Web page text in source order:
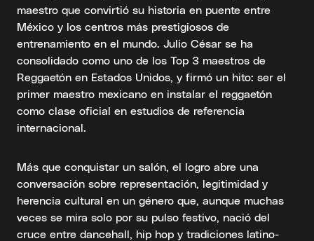
maestro que convirtió su historia en puente entre
México y los centros más prestigiosos de
entrenamiento en el mundo. Julio César se ha
consolidado como uno de los Top 3 maestros de
Reggaetón en Estados Unidos, y firmó un hito: ser el
primer maestro mexicano en instalar el reggaetón
como clase oficial en estudios de referencia
internacional.
Más que conquistar un salón, el logro abre una
conversación sobre representación, legitimidad y
herencia cultural en un género que, aunque muchas
veces se mira solo por su pulso festivo, nació del
cruce entre dancehall, hip hop y tradiciones latino-